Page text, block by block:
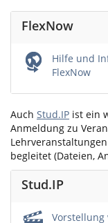
FlexNow
Hilfe und
FlexNow
Auch Stud.IP ist ein
Anmeldung zu
begleitet (Dateien,
Stud.IP
Vorstellung